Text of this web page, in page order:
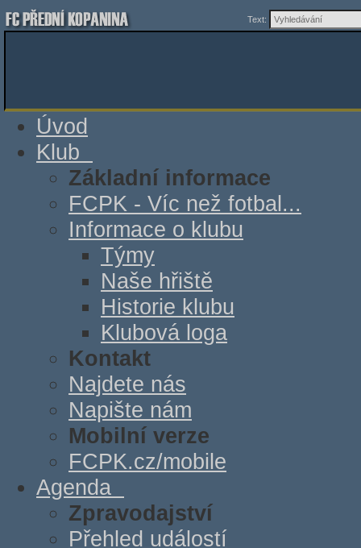
Text:
Úvod
Klub
Základní informace
FCPK - Víc než fotbal...
Informace o klubu
Týmy
Naše hřiště
Historie klubu
Klubová loga
Kontakt
Najdete nás
Napište nám
Mobilní verze
FCPK.cz/mobile
Agenda
Zpravodajství
Přehled událostí